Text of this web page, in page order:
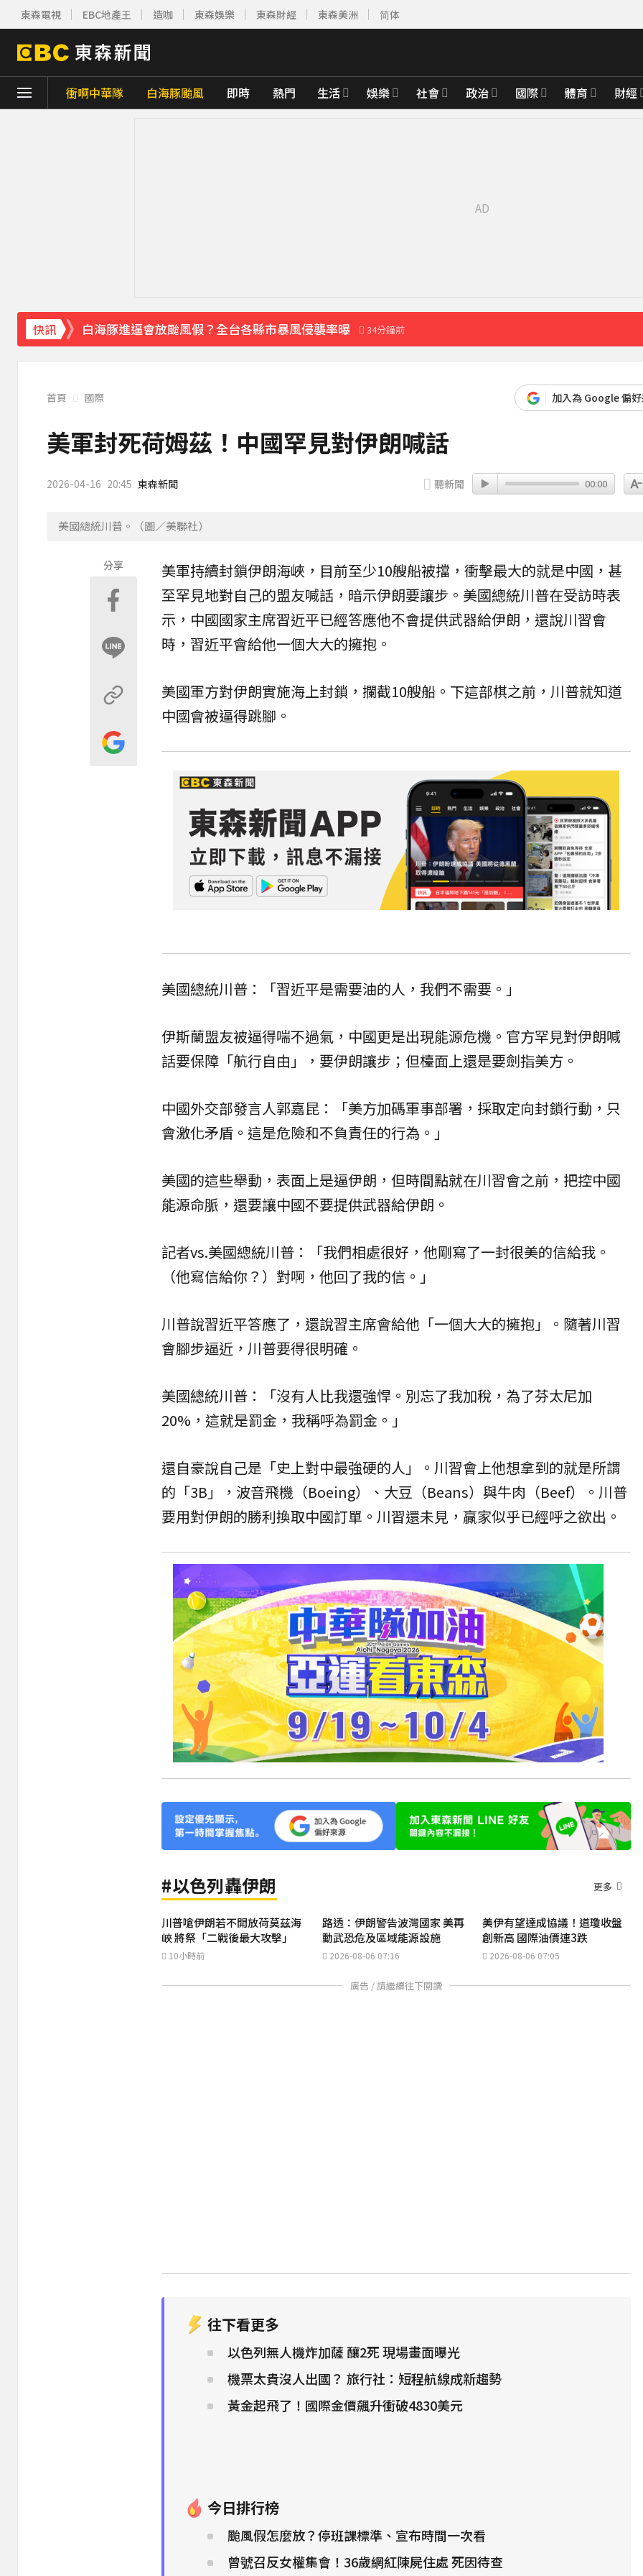
東森電視 EBC地產王 造咖 東森娛樂 東森財經 東森美洲 简体
衝啊中華隊 白海豚颱風 即時 熱門 生活 娛樂 社會 政治 國際 體育 財經
快訊 白海豚進逼會放颱風假？全台各縣市暴風侵襲率曝 34分鐘前
《理財達人秀》X 安聯投信免費講座報名中！搶先卡位 2027
下載東森App，隨時掌握天下大小事！
川普簽署行政命令！限縮出生公民權並禁生育旅遊
9分鐘前
首頁 國際 加入為 Google 偏
美軍封死荷姆茲！中國罕見對伊朗喊話
2026-04-16 20:45 東森新聞 聽新聞 00:00
美國總統川普。（圖／美聯社）
分享
美軍持續封鎖伊朗海峽，目前至少10艘船被擋，衝擊最大的就是中國，甚
至罕見地對自己的盟友喊話，暗示伊朗要讓步。美國總統川普在受訪時表
示，中國國家主席習近平已經答應他不會提供武器給伊朗，還說川習會
時，習近平會給他一個大大的擁抱。
美國軍方對伊朗實施海上封鎖，攔截10艘船。下這部棋之前，川普就知道
中國會被逼得跳腳。
美國總統川普：「習近平是需要油的人，我們不需要。」
伊斯蘭盟友被逼得喘不過氣，中國更是出現能源危機。官方罕見對伊朗喊
話要保障「航行自由」，要伊朗讓步；但檯面上還是要劍指美方。
中國外交部發言人郭嘉昆：「美方加碼軍事部署，採取定向封鎖行動，只
會激化矛盾。這是危險和不負責任的行為。」
美國的這些舉動，表面上是逼伊朗，但時間點就在川習會之前，把控中國
能源命脈，還要讓中國不要提供武器給伊朗。
記者vs.美國總統川普：「我們相處很好，他剛寫了一封很美的信給我。
（他寫信給你？）對啊，他回了我的信。」
川普說習近平答應了，還說習主席會給他「一個大大的擁抱」。隨著川習
會腳步逼近，川普要得很明確。
美國總統川普：「沒有人比我還強悍。別忘了我加稅，為了芬太尼加
20%，這就是罰金，我稱呼為罰金。」
還自豪說自己是「史上對中最強硬的人」。川習會上他想拿到的就是所謂
的「3B」， 波音飛機（Boeing）、大豆（Beans）與牛肉 （Beef）。川普
要用對伊朗的勝利換取中國訂單。川習還未見，贏家似乎已經呼之欲出。
#以色列轟伊朗 更多
川普嗆伊朗若不開放荷莫茲海
峽 將祭「二戰後最大攻擊」
10小時前
路透：伊朗警告波灣國家 美再
動武恐危及區域能源設施
2026-08-06 07:16
美伊有望達成協議！道瓊收盤
創新高 國際油價連3跌
2026-08-06 07:05
廣告 / 請繼續往下閱讀
往下看更多
以色列無人機炸加薩 釀2死 現場畫面曝光
機票太貴沒人出國？ 旅行社：短程航線成新趨勢
黃金起飛了！國際金價飆升衝破4830美元
今日排行榜
颱風假怎麼放？停班課標準、宣布時間一次看
曾號召反女權集會！36歲網紅陳屍住處 死因待查